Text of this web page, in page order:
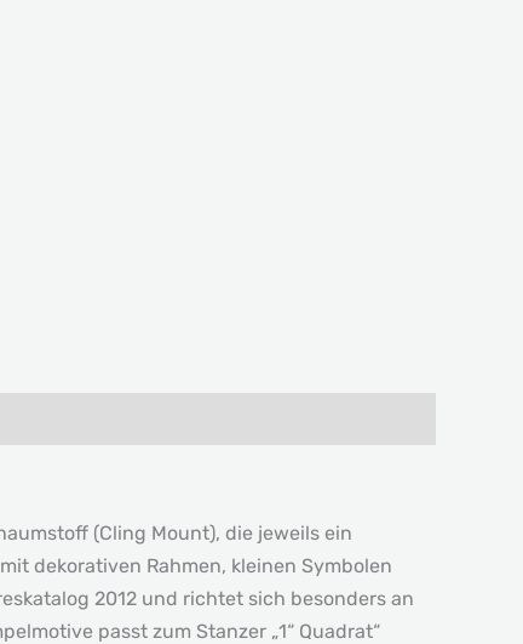
(Cling Mount), die jeweils ein
dekorativen Rahmen, kleinen Symbolen
2012 und richtet sich besonders an
passt zum Stanzer „1“ Quadrat“